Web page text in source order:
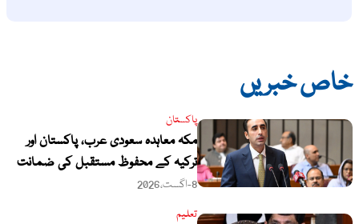
خاص خبریں
پاکستان
مکہ معاہدہ سعودی عرب، پاکستان اور
ترکیہ کے محفوظ مستقبل کی ضمانت
ہے: بلاول بھٹو
8-اگست،2026
تعلیم